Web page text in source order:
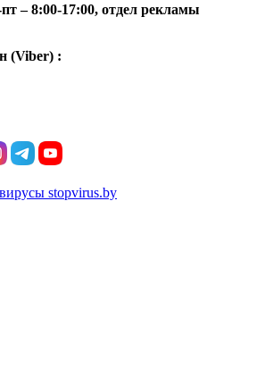
т –8:00-17:00, отдел рекламы
(Viber) :